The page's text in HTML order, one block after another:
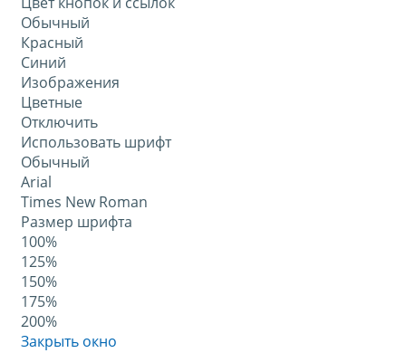
Обычный
Красный
Синий
Изображения
Цветные
Отключить
Использовать шрифт
Обычный
Arial
Times New Roman
Размер шрифта
100%
125%
150%
175%
200%
Закрыть окно